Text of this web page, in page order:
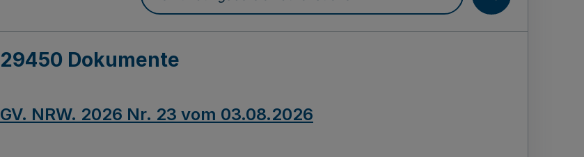
Verkündungsbereich durchsuchen
29450 Dokumente
GV. NRW. 2026 Nr. 23 vom 03.08.2026